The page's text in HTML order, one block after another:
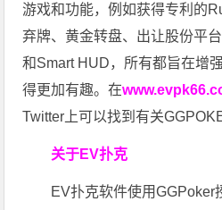
游戏和功能，例如获得专利的
弃牌、黄金转盘、出让股份平
和Smart HUD，所有都旨在增
得更加有趣。在
Twitter上可以找到有关
关于EV扑克
EV扑克软件使用GGPoker